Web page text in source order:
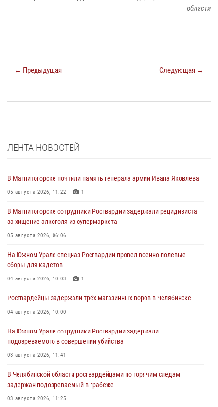
области
← Предыдущая Следующая →
ЛЕНТА НОВОСТЕЙ
В Магнитогорске почтили память генерала армии Ивана Яковлева
05 августа 2026, 11:22 1
В Магнитогорске сотрудники Росгвардии задержали рецидивиста
за хищение алкоголя из супермаркета
05 августа 2026, 06:06
На Южном Урале спецназ Росгвардии провел военно-полевые
сборы для кадетов
04 августа 2026, 10:03 1
Росгвардейцы задержали трёх магазинных воров в Челябинске
04 августа 2026, 10:00
На Южном Урале сотрудники Росгвардии задержали
подозреваемого в совершении убийства
03 августа 2026, 11:41
В Челябинской области росгвардейцами по горячим следам
задержан подозреваемый в грабеже
03 августа 2026, 11:25